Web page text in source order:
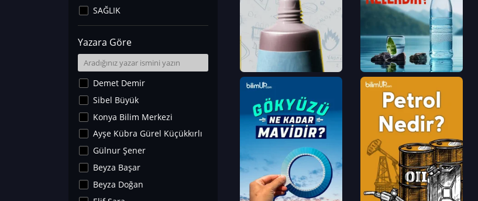
SAĞLIK
Sanat Tarihi
Fizik
Yer Bilimleri
Astronomi ve Uzay
Noroloji
Matematik
Teknoloji
İklim Değişikliği
Arkeoloji
Kültür&Sanat
Yaşam Tavsiyeleri
Yazara Göre
Demet Demir
Sibel Büyük
Konya Bilim Merkezi
Ayşe Kübra Gürel Küçükkırlı
Gülnur Şener
Beyza Başar
Beyza Doğan